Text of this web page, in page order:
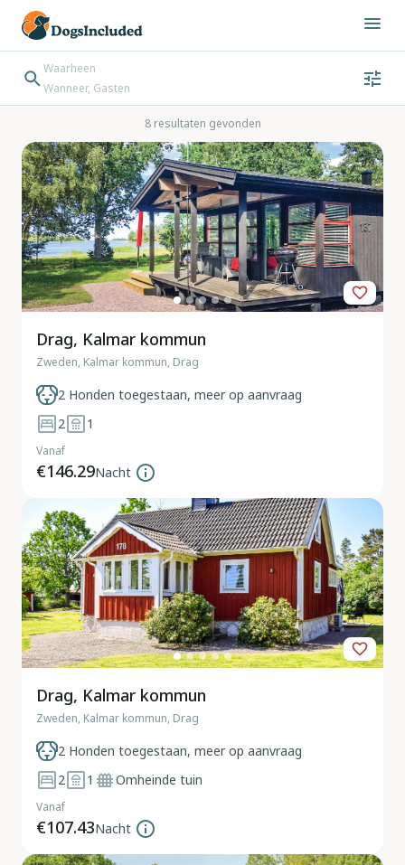
Waarheen
Wanneer, Gasten
Bestemming zoeken
Inchecken → Uitchecken8 resultaten gevonden
Drag, Kalmar kommun
Zweden, Kalmar kommun, Drag
2 Honden toegestaan, meer op aanvraag
2
1
Vanaf
€146.29Nacht
Drag, Kalmar kommun
Zweden, Kalmar kommun, Drag
2 Honden toegestaan, meer op aanvraag
2
1 Omheinde tuin
Vanaf
€107.43Nacht